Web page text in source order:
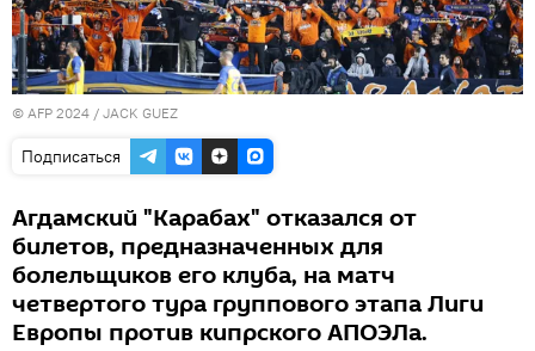
© AFP 2024 / JACK GUEZ
Подписаться
Агдамский "Карабах" отказался от
билетов, предназначенных для
болельщиков его клуба, на матч
четвертого тура группового этапа Лиги
Европы против кипрского АПОЭЛа.